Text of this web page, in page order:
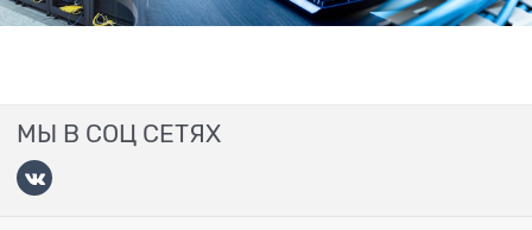
МЫ В СОЦ СЕТЯХ